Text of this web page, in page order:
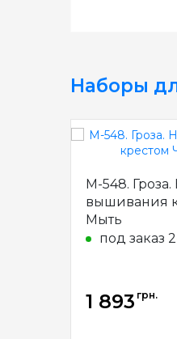
Наборы
М-548.
вышивания
Мыть
под заказ
1 893 грн.